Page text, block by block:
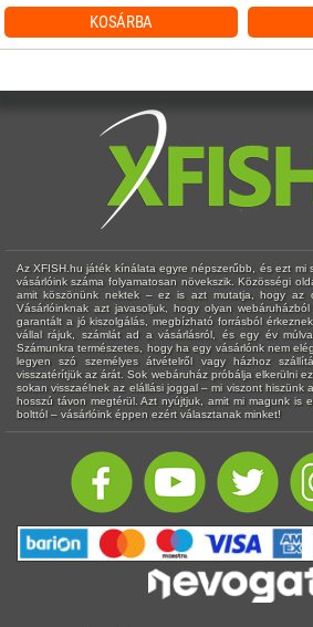
KOSÁRBA
Az XFISH.hu játék kínálata egyre népszerűbb, és ezt mi
vásárlóink száma folyamatosan növekszik. Közösségi
amit köszönünk nektek – ez is azt mutatja, hogy az
Vásárlóinknak azt javasoljuk, hogy olyan
garantált a jó kiszolgálás, megbízható forrásból
vállal rájuk, számlát ad a vásárlásról, és egy év
Számunkra természetes, hogy ha egy vásárlónk nem
legyen szó személyes átvételről vagy házhoz
visszatérítjük az árát. Sok webáruház próbálja elkerülni
sokan visszaélnek az elállási joggal – mi viszont hiszünk
hosszú távon megtérül. Azt nyújtjuk, amit mi magunk is
bolttól – vásárlóink éppen ezért választanak minket!